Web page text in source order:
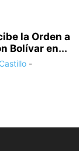
la Orden a
Bolívar en...
-